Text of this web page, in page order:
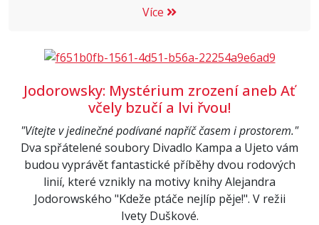
Více
Jodorowsky: Mystérium zrození aneb Ať
včely bzučí a lvi řvou!
"Vítejte v jedinečné podívané napříč časem i prostorem."
Dva spřátelené soubory Divadlo Kampa a Ujeto vám
budou vyprávět fantastické příběhy dvou rodových
linií, které vznikly na motivy knihy Alejandra
Jodorowského "Kdeže ptáče nejlíp pěje!". V režii
Ivety Duškové.